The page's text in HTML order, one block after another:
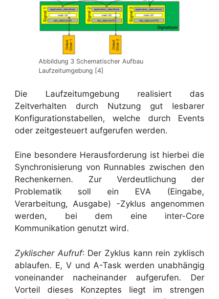
Abbildung 3 Schematischer Aufbau
Laufzeitumgebung [4]
Die Laufzeitumgebung realisiert das
Zeitverhalten durch Nutzung gut lesbarer
Konfigurationstabellen, welche durch Events
oder zeitgesteuert aufgerufen werden.
Eine besondere Herausforderung ist hierbei die
Synchronisierung von Runnables zwischen den
Rechenkernen. Zur Verdeutlichung der
Problematik soll ein EVA (Eingabe,
Verarbeitung, Ausgabe) -Zyklus angenommen
werden, bei dem eine inter-Core
Kommunikation genutzt wird.
Zyklischer Aufruf: Der Zyklus kann rein zyklisch
ablaufen. E, V und A-Task werden unabhängig
voneinander nacheinander aufgerufen. Der
Vorteil dieses Konzeptes liegt im strengen